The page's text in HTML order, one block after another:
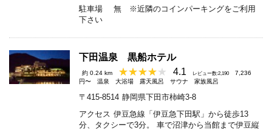
駐車場
無 ※近隣のコインパーキングをご利用
下さい
下田温泉 黒船ホテル
約 0.24 km 4.1 レビュー数:2,190
7,236
円〜
温泉 大浴場 露天風呂 サウナ 家族風呂
〒415-8514 静岡県下田市柿崎3-8
アクセス 伊豆急線「伊豆急下田駅」から徒歩13
分、タクシーで3分。 車で沼津から当館まで伊豆縦